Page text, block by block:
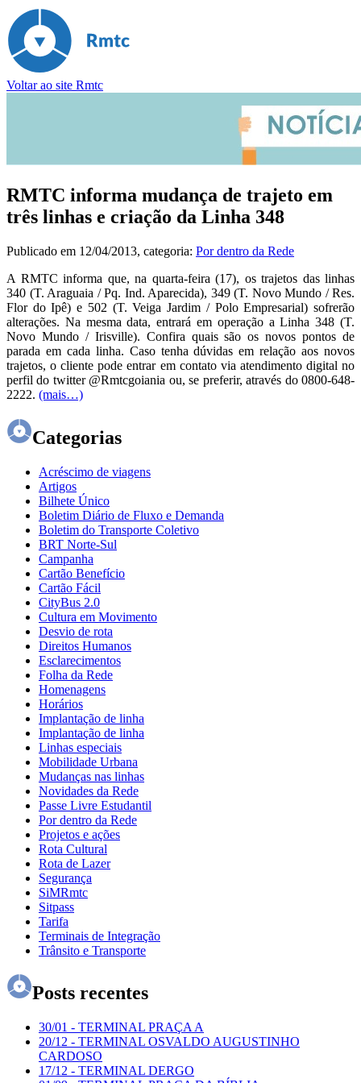
Voltar ao site Rmtc
RMTC informa mudança de trajeto em
três linhas e criação da Linha 348
Publicado em 12/04/2013, categoria: Por dentro da Rede
A RMTC informa que, na quarta-feira (17), os trajetos das linhas
340 (T. Araguaia / Pq. Ind. Aparecida), 349 (T. Novo Mundo / Res.
Flor do Ipê) e 502 (T. Veiga Jardim / Polo Empresarial) sofrerão
alterações. Na mesma data, entrará em operação a Linha 348 (T.
Novo Mundo / Irisville). Confira quais são os novos pontos de
parada em cada linha. Caso tenha dúvidas em relação aos novos
trajetos, o cliente pode entrar em contato via atendimento digital no
perfil do twitter @Rmtcgoiania ou, se preferir, através do 0800-648-
2222. (mais…)
Categorias
Acréscimo de viagens
Artigos
Bilhete Único
Boletim Diário de Fluxo e Demanda
Boletim do Transporte Coletivo
BRT Norte-Sul
Campanha
Cartão Benefício
Cartão Fácil
CityBus 2.0
Cultura em Movimento
Desvio de rota
Direitos Humanos
Esclarecimentos
Folha da Rede
Homenagens
Horários
Implantação de linha
Implantação de linha
Linhas especiais
Mobilidade Urbana
Mudanças nas linhas
Novidades da Rede
Passe Livre Estudantil
Por dentro da Rede
Projetos e ações
Rota Cultural
Rota de Lazer
Segurança
SiMRmtc
Sitpass
Tarifa
Terminais de Integração
Trânsito e Transporte
Posts recentes
30/01 - TERMINAL PRAÇA A
20/12 - TERMINAL OSVALDO AUGUSTINHO
CARDOSO
17/12 - TERMINAL DERGO